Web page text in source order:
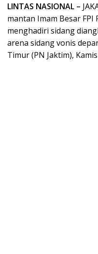
LINTAS NASIONAL –
mantan Imam Besar FPI
menghadiri sidang
arena sidang vonis
Timur (PN Jaktim),